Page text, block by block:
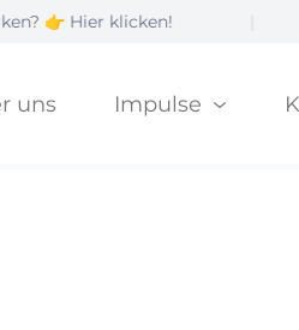
klicken! |
uns Impulse